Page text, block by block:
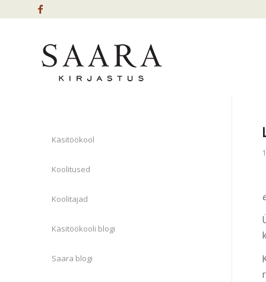
Käsitöökool
Koolitused
Koolitajad
Käsitöökooli blogi
Saara blogi